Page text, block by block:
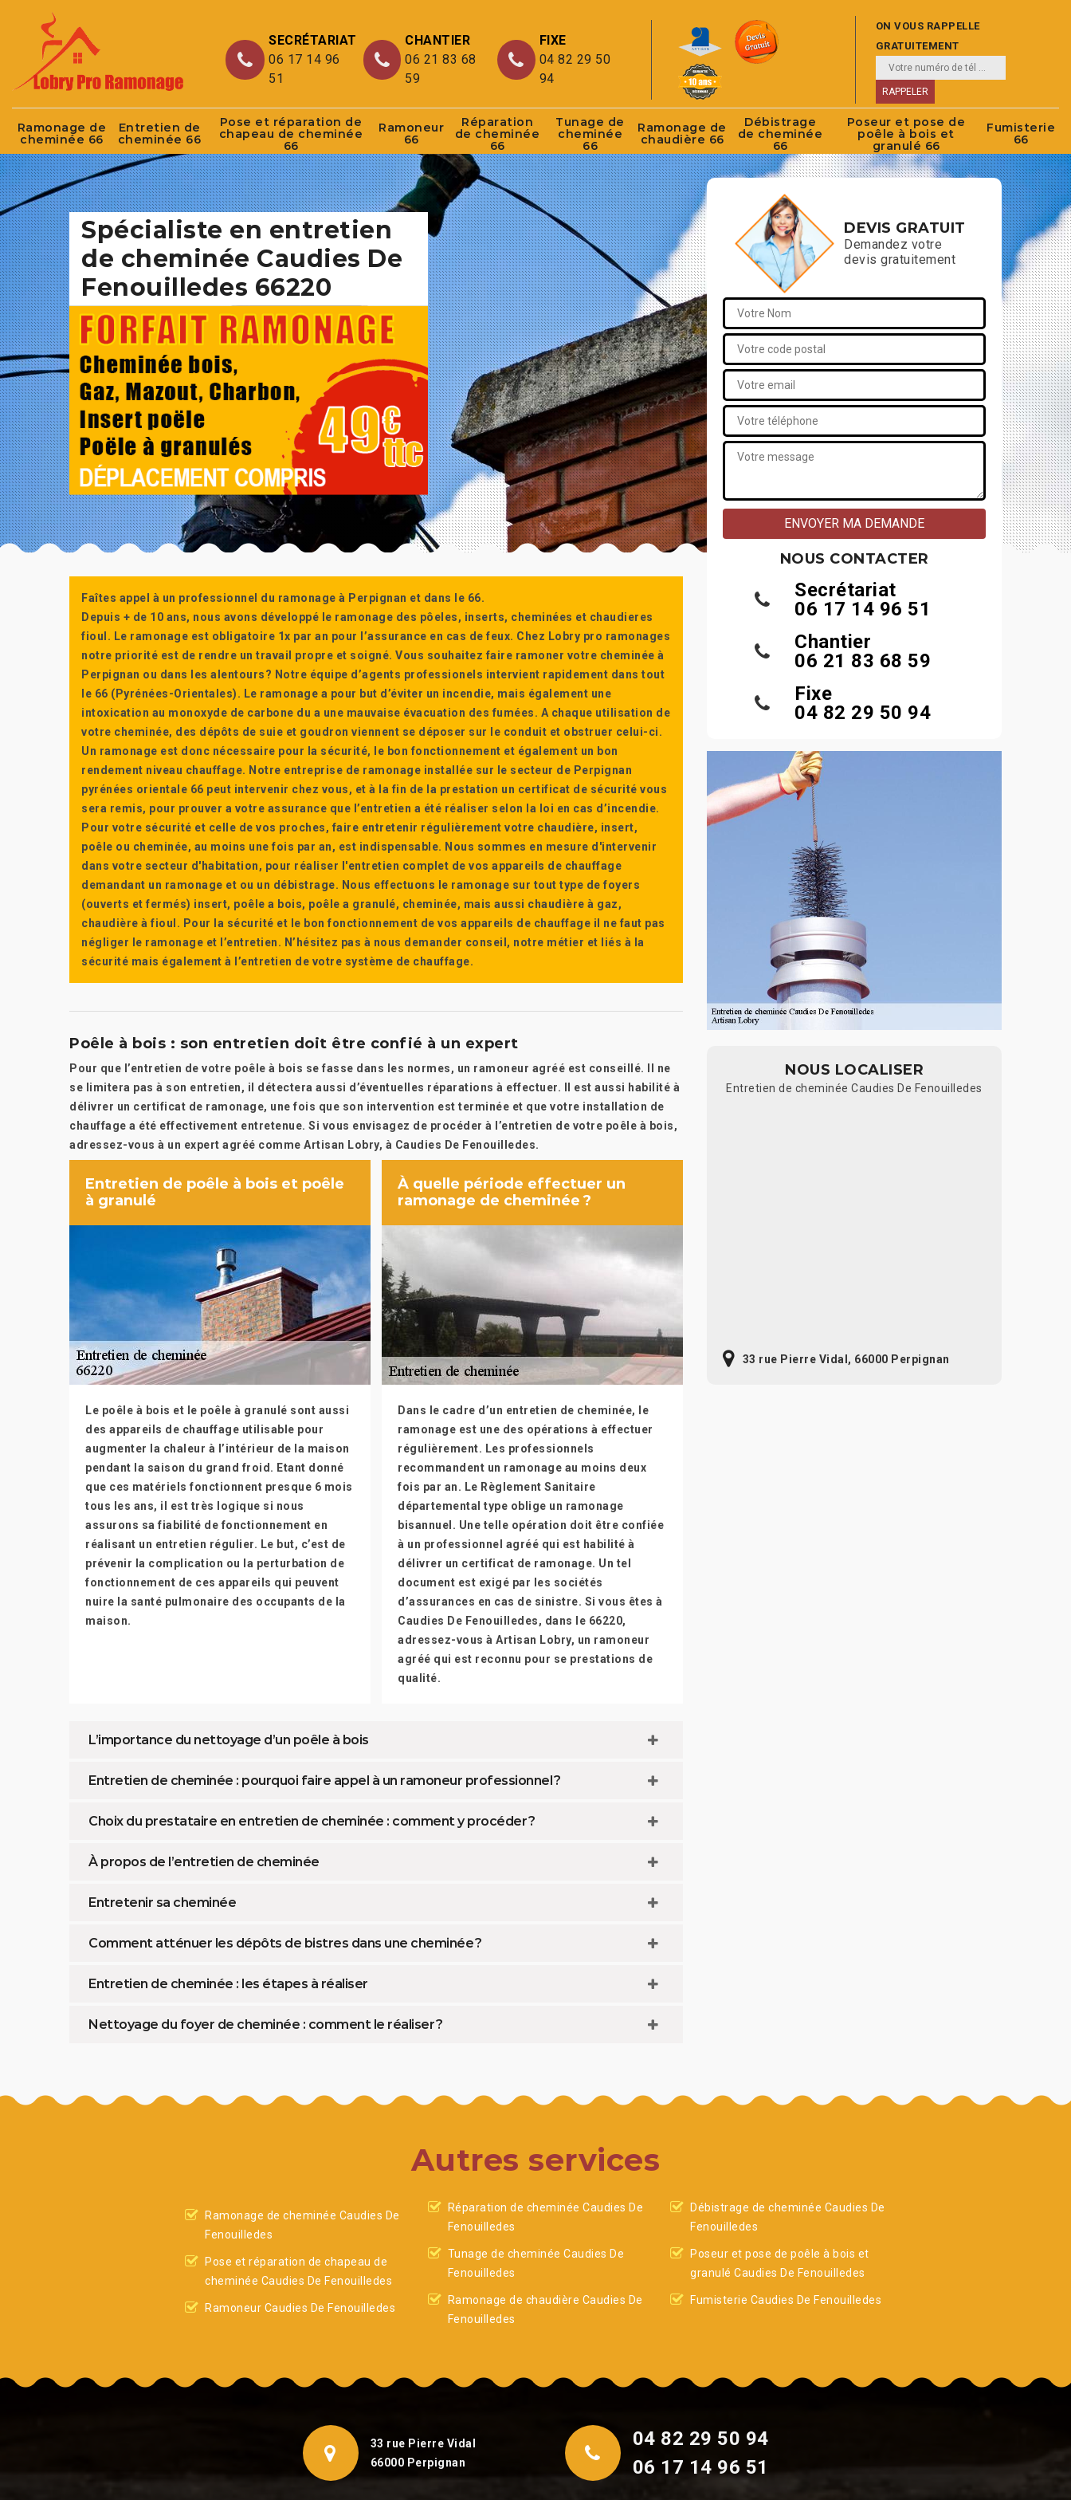
SECRÉTARIAT
06 17 14 96
51
CHANTIER
06 21 83 68
59
FIXE
04 82 29 50
94
ON VOUS RAPPELLE
GRATUITEMENT
Ramonage de
cheminée 66
Entretien de
cheminée 66
Pose et réparation de
chapeau de cheminée
66
Ramoneur
66
Réparation
de cheminée
66
Tunage de
cheminée
66
Ramonage de
chaudière 66
Débistrage
de cheminée
66
Poseur et pose de
poêle à bois et
granulé 66
Fumisterie
66
Spécialiste en entretien
de cheminée Caudies De
Fenouilledes 66220
Faîtes appel à un professionnel du ramonage à Perpignan et dans le 66.
Depuis + de 10 ans, nous avons développé le ramonage des pôeles, inserts, cheminées et chaudieres
fioul. Le ramonage est obligatoire 1x par an pour l’assurance en cas de feux. Chez Lobry pro ramonages
notre priorité est de rendre un travail propre et soigné. Vous souhaitez faire ramoner votre cheminée à
Perpignan ou dans les alentours? Notre équipe d’agents professionels intervient rapidement dans tout
le 66 (Pyrénées-Orientales). Le ramonage a pour but d’éviter un incendie, mais également une
intoxication au monoxyde de carbone du a une mauvaise évacuation des fumées. A chaque utilisation de
votre cheminée, des dépôts de suie et goudron viennent se déposer sur le conduit et obstruer celui-ci.
Un ramonage est donc nécessaire pour la sécurité, le bon fonctionnement et également un bon
rendement niveau chauffage. Notre entreprise de ramonage installée sur le secteur de Perpignan
pyrénées orientale 66 peut intervenir chez vous, et à la fin de la prestation un certificat de sécurité vous
sera remis, pour prouver a votre assurance que l’entretien a été réaliser selon la loi en cas d’incendie.
Pour votre sécurité et celle de vos proches, faire entretenir régulièrement votre chaudière, insert,
poêle ou cheminée, au moins une fois par an, est indispensable. Nous sommes en mesure d'intervenir
dans votre secteur d'habitation, pour réaliser l'entretien complet de vos appareils de chauffage
demandant un ramonage et ou un débistrage. Nous effectuons le ramonage sur tout type de foyers
(ouverts et fermés) insert, poêle a bois, poêle a granulé, cheminée, mais aussi chaudière à gaz,
chaudière à fioul. Pour la sécurité et le bon fonctionnement de vos appareils de chauffage il ne faut pas
négliger le ramonage et l’entretien. N’hésitez pas à nous demander conseil, notre métier et liés à la
sécurité mais également à l’entretien de votre système de chauffage.
Poêle à bois : son entretien doit être confié à un expert
Pour que l’entretien de votre poêle à bois se fasse dans les normes, un ramoneur agréé est conseillé. Il ne
se limitera pas à son entretien, il détectera aussi d’éventuelles réparations à effectuer. Il est aussi habilité à
délivrer un certificat de ramonage, une fois que son intervention est terminée et que votre installation de
chauffage a été effectivement entretenue. Si vous envisagez de procéder à l’entretien de votre poêle à bois,
adressez-vous à un expert agréé comme Artisan Lobry, à Caudies De Fenouilledes.
Entretien de poêle à bois et poêle
à granulé
Le poêle à bois et le poêle à granulé sont aussi
des appareils de chauffage utilisable pour
augmenter la chaleur à l’intérieur de la maison
pendant la saison du grand froid. Etant donné
que ces matériels fonctionnent presque 6 mois
tous les ans, il est très logique si nous
assurons sa fiabilité de fonctionnement en
réalisant un entretien régulier. Le but, c’est de
prévenir la complication ou la perturbation de
fonctionnement de ces appareils qui peuvent
nuire la santé pulmonaire des occupants de la
maison.
À quelle période effectuer un
ramonage de cheminée ?
Dans le cadre d’un entretien de cheminée, le
ramonage est une des opérations à effectuer
régulièrement. Les professionnels
recommandent un ramonage au moins deux
fois par an. Le Règlement Sanitaire
départemental type oblige un ramonage
bisannuel. Une telle opération doit être confiée
à un professionnel agréé qui est habilité à
délivrer un certificat de ramonage. Un tel
document est exigé par les sociétés
d’assurances en cas de sinistre. Si vous êtes à
Caudies De Fenouilledes, dans le 66220,
adressez-vous à Artisan Lobry, un ramoneur
agréé qui est reconnu pour se prestations de
qualité.
L’importance du nettoyage d’un poêle à bois
Entretien de cheminée : pourquoi faire appel à un ramoneur professionnel ?
Choix du prestataire en entretien de cheminée : comment y procéder ?
À propos de l’entretien de cheminée
Entretenir sa cheminée
Comment atténuer les dépôts de bistres dans une cheminée ?
Entretien de cheminée : les étapes à réaliser
Nettoyage du foyer de cheminée : comment le réaliser ?
DEVIS GRATUIT
Demandez votre
devis gratuitement
NOUS CONTACTER
Secrétariat
06 17 14 96 51
Chantier
06 21 83 68 59
Fixe
04 82 29 50 94
NOUS LOCALISER
Entretien de cheminée Caudies De Fenouilledes
33 rue Pierre Vidal, 66000 Perpignan
Autres services
Ramonage de cheminée Caudies De
Fenouilledes
Pose et réparation de chapeau de
cheminée Caudies De Fenouilledes
Ramoneur Caudies De Fenouilledes
Réparation de cheminée Caudies De
Fenouilledes
Tunage de cheminée Caudies De
Fenouilledes
Ramonage de chaudière Caudies De
Fenouilledes
Débistrage de cheminée Caudies De
Fenouilledes
Poseur et pose de poêle à bois et
granulé Caudies De Fenouilledes
Fumisterie Caudies De Fenouilledes
33 rue Pierre Vidal
66000 Perpignan
04 82 29 50 94
06 17 14 96 51